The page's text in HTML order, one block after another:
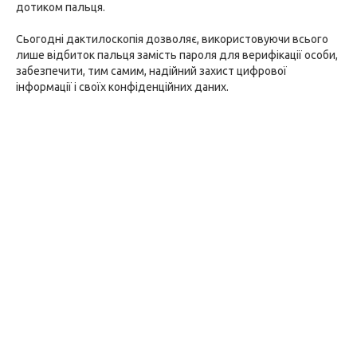
дотиком пальця.
Сьогодні дактилоскопія дозволяє, використовуючи всього
лише відбиток пальця замість пароля для верифікації особи,
забезпечити, тим самим, надійний захист цифрової
інформації і своїх конфіденційних даних.